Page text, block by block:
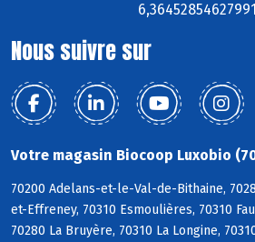
Nous suivre sur
Votre magasin Biocoop Luxobio
70200 Adelans-et-le-Val-de-Bithaine,
et-Effreney, 70310 Esmoulières, 70310
70280 La Bruyère, 70310 La Longine,